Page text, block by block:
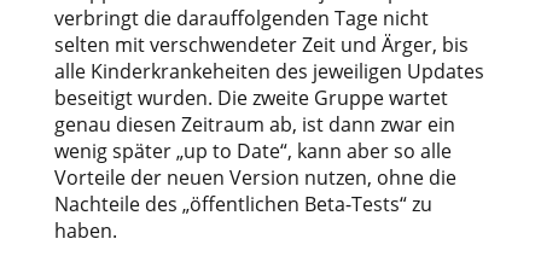
verbringt die darauffolgenden Tage nicht
selten mit verschwendeter Zeit und Ärger, bis
alle Kinderkrankeheiten des jeweiligen Updates
beseitigt wurden. Die zweite Gruppe wartet
genau diesen Zeitraum ab, ist dann zwar ein
wenig später „up to Date“, kann aber so alle
Vorteile der neuen Version nutzen, ohne die
Nachteile des „öffentlichen Beta-Tests“ zu
haben.